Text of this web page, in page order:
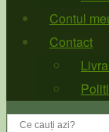
Contul
Contact